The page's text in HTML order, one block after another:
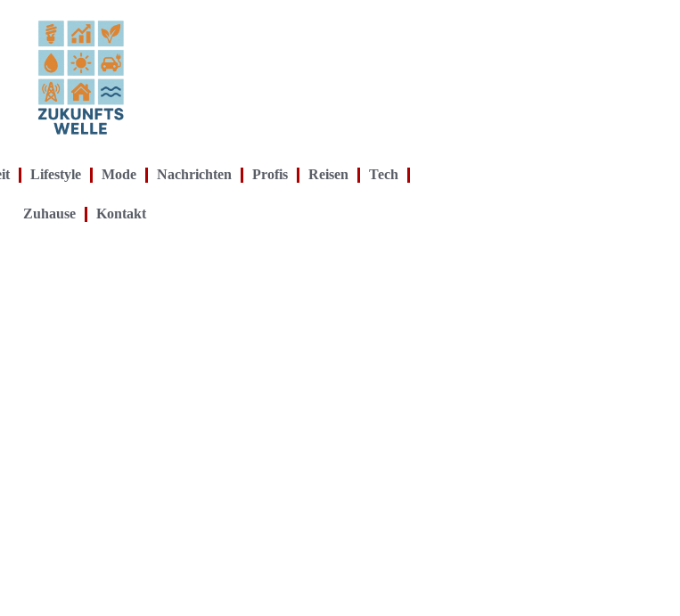
Lifestyle Mode Nachrichten Profis Reisen Tech
Zuhause Kontakt